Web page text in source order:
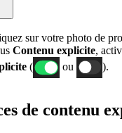
sur votre photo de
Contenu explicite,
( ou ).
de contenu